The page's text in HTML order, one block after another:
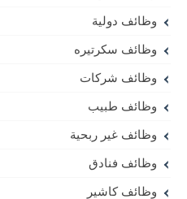
وظائف دولية
وظائف سكرتيره
وظائف شركات
وظائف طبيب
وظائف غير ربحية
وظائف فنادق
وظائف كاشير